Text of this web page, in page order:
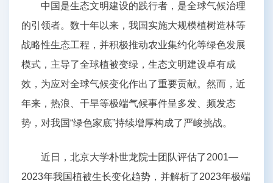
中国是生态文明建设的践行者，是全球气候治理
的引领者。数十年以来，我国实施大规模植树造林等
战略性生态工程，并积极推动农业集约化等绿色发展
模式，主导了全球植被变绿，生态文明建设卓有成
效，为应对全球气候变化作出了重要贡献。然而，近
年来，热浪、干旱等极端气候事件呈多发、频发态
势，对我国“绿色家底”持续增厚构成了严峻挑战。
近日，北京大学朴世龙院士团队评估了2001—
2023年我国植被生长变化趋势，并解析了2023年极端